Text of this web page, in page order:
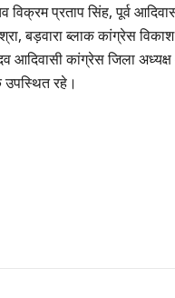
प्रताप सिंह, पूर्व
बड़वारा ब्लाक कांग्रेस विकाश
आदिवासी कांग्रेस जिला
उपस्थित रहे।